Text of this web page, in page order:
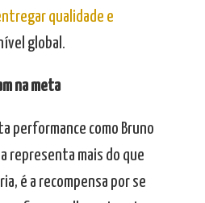
qualidade e
global.
na meta
performance como Bruno
representa mais do que
é a recompensa por se